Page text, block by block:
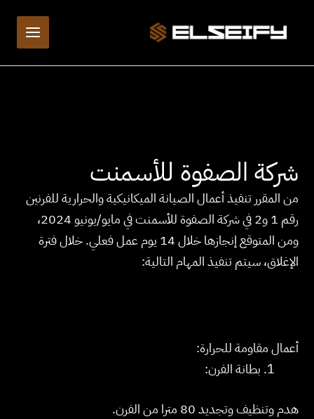
المحتوى
شركة الصفوة للأسمنت
من المقرر تنفيذ أعمال الصيانة الميكانيكية والحرارية للفرنين
رقم 1 و2 في شركة الصفوة للأسمنت في مايو/يونيو 2024،
ومن المتوقع إنجازها خلال 14 يوم عمل فعلي. خلال فترة
الإغلاق، سيتم تنفيذ المهام التالية:
أعمال مقاومة للحرارة:
بطانة الفرن:
هدم وتنظيف وتجديد 80 مترا من الفرن.